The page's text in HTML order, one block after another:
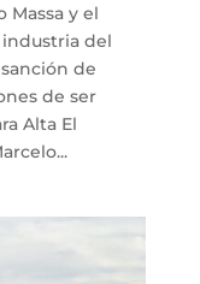
Massa y el
del
de
de ser
Alta El